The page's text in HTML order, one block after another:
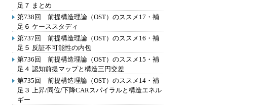
足７ まとめ
第738回 前提構造理論（OST）のススメ17・補
足６ ケーススタディ
第737回 前提構造理論（OST）のススメ16・補
足５ 反証不可能性の内包
第736回 前提構造理論（OST）のススメ15・補
足４ 認知前提マップと構造三円交差
第735回 前提構造理論（OST）のススメ14・補
足３ 上昇/同位/下降CARスパイラルと構造エネル
ギー